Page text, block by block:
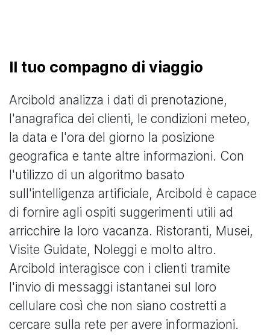
Il tuo compagno di viaggio
Arcibold analizza i dati di prenotazione,
l'anagrafica dei clienti, le condizioni meteo,
la data e l'ora del giorno la posizione
geografica e tante altre informazioni. Con
l'utilizzo di un algoritmo basato
sull'intelligenza artificiale, Arcibold è capace
di fornire agli ospiti suggerimenti utili ad
arricchire la loro vacanza. Ristoranti, Musei,
Visite Guidate, Noleggi e molto altro.
Arcibold interagisce con i clienti tramite
l'invio di messaggi istantanei sul loro
cellulare così che non siano costretti a
cercare sulla rete per avere informazioni.